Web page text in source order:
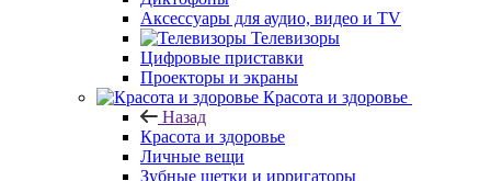
Аксессуары для аудио, видео и TV
Телевизоры
Цифровые приставки
Проекторы и экраны
Красота и здоровье
Назад
Красота и здоровье
Личные вещи
Зубные щетки и ирригаторы